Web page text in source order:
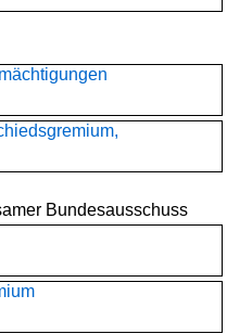
Bundesausschuss